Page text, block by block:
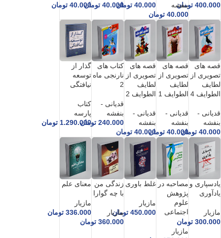
400.000 تومان
بنفشه
40.000 تومان
40.000 تومان40.000 تومان40.000 تومان
قصه های
تصویری از
لطایف
الطوایف 4
قدیانی -
بنفشه
40.000 تومان
قصه های
تصویری از
لطایف
الطوایف 1
قدیانی -
بنفشه
40.000 تومان
قصه های
تصویری از
لطایف
الطوایف 2
قدیانی -
بنفشه
40.000 تومان
کتاب های
نارنجی ماه
2
قدیانی -
بنفشه
240.000 تومان
گذار از
توسعه
نیافتگی
کتاب
پارسه
1.290.000 تومان
یادسپاری و
یادآوری
مازیار
300.000 تومان
مصاحبه در
پژوهش
علوم
اجتماعی
مازیار
غلط باوری
مازیار
450.000 تومان
زندگی من
با چه گوارا
مازیار
360.000 تومان
معنای علم
مازیار
336.000 تومان